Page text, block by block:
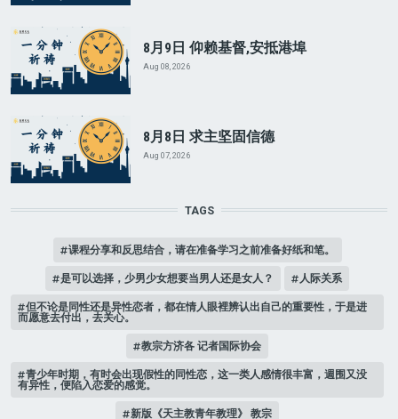
8月9日 仰赖基督,安抵港埠
Aug 08, 2026
8月8日 求主坚固信德
Aug 07, 2026
TAGS
课程分享和反思结合，请在准备学习之前准备好纸和笔。
是可以选择，少男少女想要当男人还是女人？ 人际关系
但不论是同性还是异性恋者，都在情人眼裡辨认出自己的重要性，于是进
而愿意去付出，去关心。
教宗方济各 记者国际协会
青少年时期，有时会出现假性的同性恋，这一类人感情很丰富，週围又没
有异性，便陷入恋爱的感觉。
新版《天主教青年教理》 教宗